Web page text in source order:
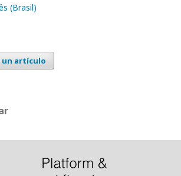
(Brasil)
un artículo